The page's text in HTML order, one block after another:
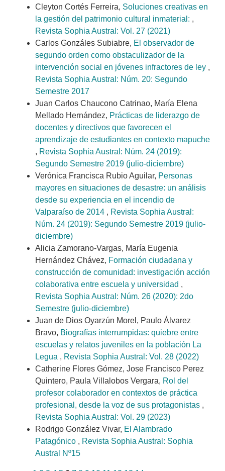
Cleyton Cortés Ferreira, Soluciones creativas en
la gestión del patrimonio cultural inmaterial: ,
Revista Sophia Austral: Vol. 27 (2021)
Carlos Gonzáles Subiabre, El observador de
segundo orden como obstaculizador de la
intervención social en jóvenes infractores de ley ,
Revista Sophia Austral: Núm. 20: Segundo
Semestre 2017
Juan Carlos Chaucono Catrinao, María Elena
Mellado Hernández, Prácticas de liderazgo de
docentes y directivos que favorecen el
aprendizaje de estudiantes en contexto mapuche
, Revista Sophia Austral: Núm. 24 (2019):
Segundo Semestre 2019 (julio-diciembre)
Verónica Francisca Rubio Aguilar, Personas
mayores en situaciones de desastre: un análisis
desde su experiencia en el incendio de
Valparaíso de 2014 , Revista Sophia Austral:
Núm. 24 (2019): Segundo Semestre 2019 (julio-
diciembre)
Alicia Zamorano-Vargas, María Eugenia
Hernández Chávez, Formación ciudadana y
construcción de comunidad: investigación acción
colaborativa entre escuela y universidad ,
Revista Sophia Austral: Núm. 26 (2020): 2do
Semestre (julio-diciembre)
Juan de Dios Oyarzún Morel, Paulo Álvarez
Bravo, Biografías interrumpidas: quiebre entre
escuelas y relatos juveniles en la población La
Legua , Revista Sophia Austral: Vol. 28 (2022)
Catherine Flores Gómez, Jose Francisco Perez
Quintero, Paula Villalobos Vergara, Rol del
profesor colaborador en contextos de práctica
profesional, desde la voz de sus protagonistas ,
Revista Sophia Austral: Vol. 29 (2023)
Rodrigo González Vivar, El Alambrado
Patagónico , Revista Sophia Austral: Sophia
Austral Nº15